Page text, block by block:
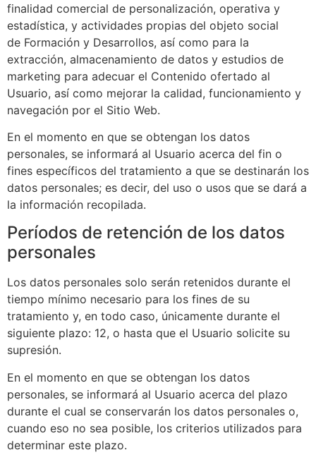
finalidad comercial de personalización, operativa y
estadística, y actividades propias del objeto social
de Formación y Desarrollos, así como para la
extracción, almacenamiento de datos y estudios de
marketing para adecuar el Contenido ofertado al
Usuario, así como mejorar la calidad, funcionamiento y
navegación por el Sitio Web.
En el momento en que se obtengan los datos
personales, se informará al Usuario acerca del fin o
fines específicos del tratamiento a que se destinarán los
datos personales; es decir, del uso o usos que se dará a
la información recopilada.
Períodos de retención de los datos
personales
Los datos personales solo serán retenidos durante el
tiempo mínimo necesario para los fines de su
tratamiento y, en todo caso, únicamente durante el
siguiente plazo: 12, o hasta que el Usuario solicite su
supresión.
En el momento en que se obtengan los datos
personales, se informará al Usuario acerca del plazo
durante el cual se conservarán los datos personales o,
cuando eso no sea posible, los criterios utilizados para
determinar este plazo.